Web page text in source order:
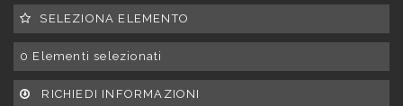
SELEZIONA ELEMENTO
0 Elementi selezionati
RICHIEDI INFORMAZIONI